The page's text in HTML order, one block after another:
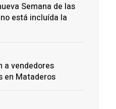
Semana de las
está incluída la
a vendedores
en Mataderos